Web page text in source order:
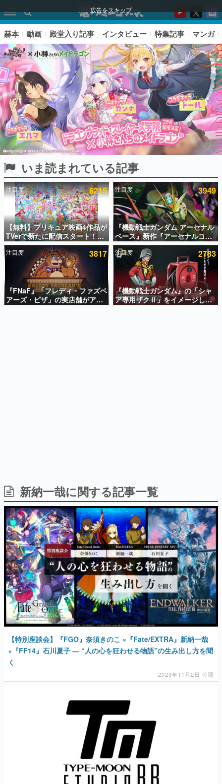
広告をスキップ
ピックアップ
電ファミのいま読まれている記事ランキング
アプリセール情報
インタビュー
連載・特集一覧
殿堂入り記事
SNS拡散数が数千以上！ ページビュー数万以上！ などな
ど。多くの人々に読まれた、電ファミ渾身の“殿堂入り”記
事をまとめました。
日本のモバイルゲーム史における主要なトピック・タイト
ルを網羅するほか、開発者へのインタビューや識者による
解説を掲載。約20年の歴史が一望できる決定版！
若ゲのいたり〜ゲームクリエイターの青春〜
『うつヌケ』『ペンと箸』等で知られるマンガ家・田中圭
一先生によるゲーム業界レポートマンガです。
なんでゲームは面白い？
ゲーム開発者・hamatsu氏がゲームの魅力を画面や操作の
具体的な形から解き明かしていく、硬派で骨太な評論連載
です。
ゲームが変えた日本語
「経験値」「裏技」「ラスボス」… ゲームにまつわる言葉
の起源や用法の変遷を、コンピューター文化史研究家・タ
イニーP氏が徹底調査。
カテゴリ
マンガ
電ファミニコゲーマーとは？
赫本 動画 殿堂入り記事 インタビュー 特集記事 マンガ
いま読まれている記事
注目度 6215
【無料】プリキュア映画4作品が
TVerで新たに配信スタート！な
んと2018年～2024年の映画ほぼ
すべてが見放題に、ぶっちゃけ
ありえないラインナップ
注目度 3949
『機動戦士ガンダム アーセナル
ベース』新作『アーセナルコマ
ンダー』発表！8月28日からオ
ープンベータテスト開催、2027
年2月下旬に稼働予定
注目度 3817
『FNaF』「フレディ・ファズベ
アーズ・ピザ」の実店舗がアメ
リカの商業施設「American
注目度 2783
『機動戦士ガンダム』の「シャ
ア専用ザクⅡ」をイメージした
散水ホースリールが予約開始。
【特別座談会】『FGO』奈須きのこ ×『Fate/EXTRA』新納一哉
×『FF14』石川夏子 ― “人の心を狂わせる物語”の生み出し方を聞
く
2023年11月2日 公開
TYPE-MOONが社内に新スタジオ「TYPE-MOON studio BB」を